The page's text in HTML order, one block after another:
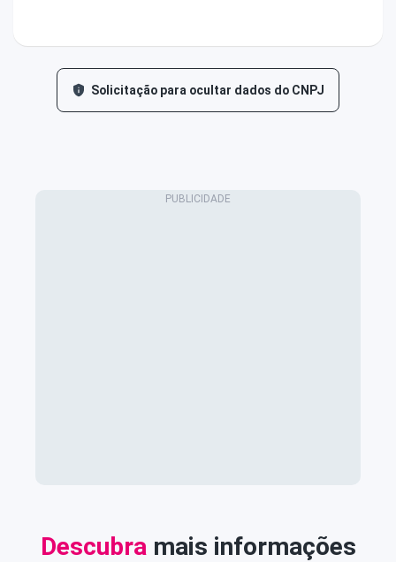
Solicitação para ocultar dados do CNPJ
Descubra mais informações